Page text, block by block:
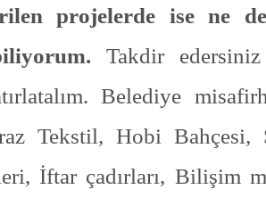
projelerde ise ne
Takdir
Belediye
Tekstil, Hobi Bahçesi,
İftar çadırları, Bilişim